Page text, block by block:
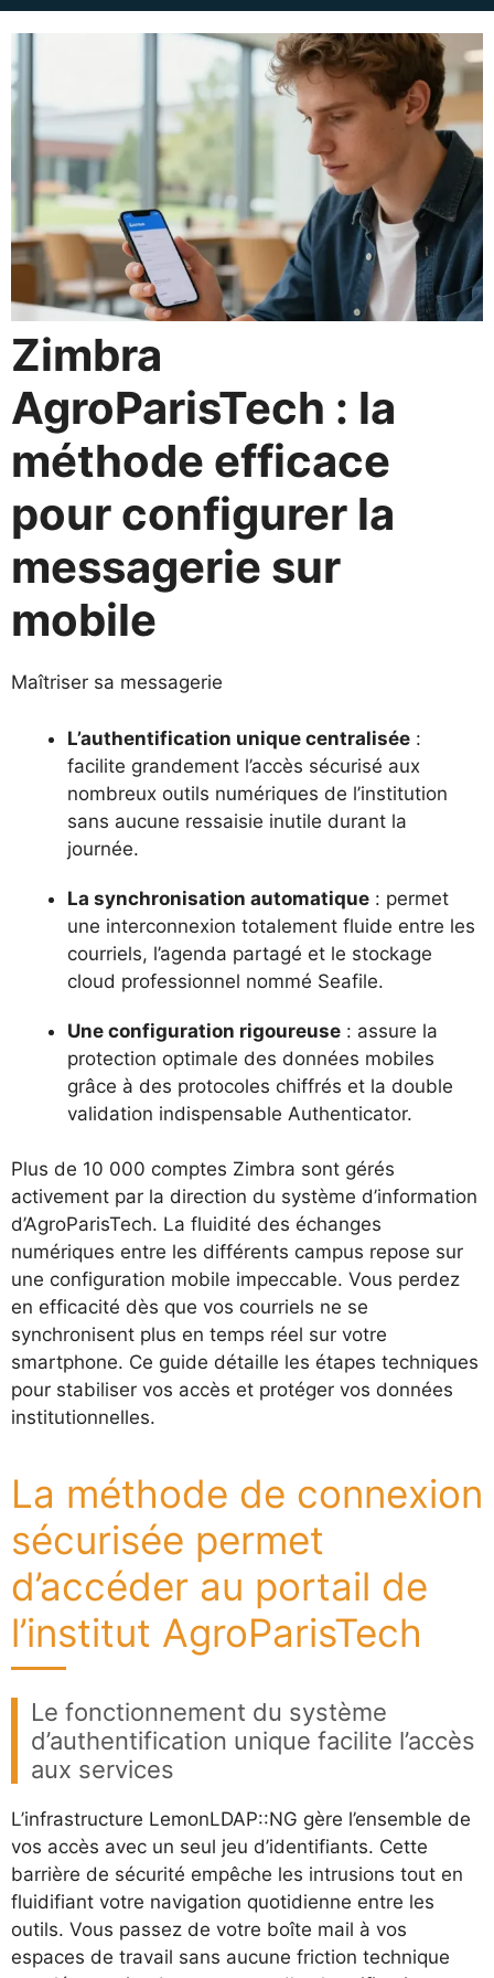
Zimbra
AgroParisTech : la
méthode efficace
pour configurer la
messagerie sur
mobile
Maîtriser sa messagerie
L’authentification unique centralisée :
facilite grandement l’accès sécurisé aux
nombreux outils numériques de l’institution
sans aucune ressaisie inutile durant la
journée.
La synchronisation automatique : permet
une interconnexion totalement fluide entre les
courriels, l’agenda partagé et le stockage
cloud professionnel nommé Seafile.
Une configuration rigoureuse : assure la
protection optimale des données mobiles
grâce à des protocoles chiffrés et la double
validation indispensable Authenticator.
Plus de 10 000 comptes Zimbra sont gérés
activement par la direction du système d’information
d’AgroParisTech. La fluidité des échanges
numériques entre les différents campus repose sur
une configuration mobile impeccable. Vous perdez
en efficacité dès que vos courriels ne se
synchronisent plus en temps réel sur votre
smartphone. Ce guide détaille les étapes techniques
pour stabiliser vos accès et protéger vos données
institutionnelles.
La méthode de connexion
sécurisée permet
d’accéder au portail de
l’institut AgroParisTech
Le fonctionnement du système
d’authentification unique facilite l’accès
aux services
L’infrastructure LemonLDAP::NG gère l’ensemble de
vos accès avec un seul jeu d’identifiants. Cette
barrière de sécurité empêche les intrusions tout en
fluidifiant votre navigation quotidienne entre les
outils. Vous passez de votre boîte mail à vos
espaces de travail sans aucune friction technique